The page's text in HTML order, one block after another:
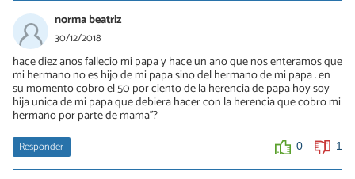
norma beatriz
30/12/2018
hace diez anos fallecio mi papa y hace un ano que nos enteramos que
mi hermano no es hijo de mi papa sino del hermano de mi papa . en
su momento cobro el 50 por ciento de la herencia de papa hoy soy
hija unica de mi papa que debiera hacer con la herencia que cobro mi
hermano por parte de mama''?
Responder 0 1